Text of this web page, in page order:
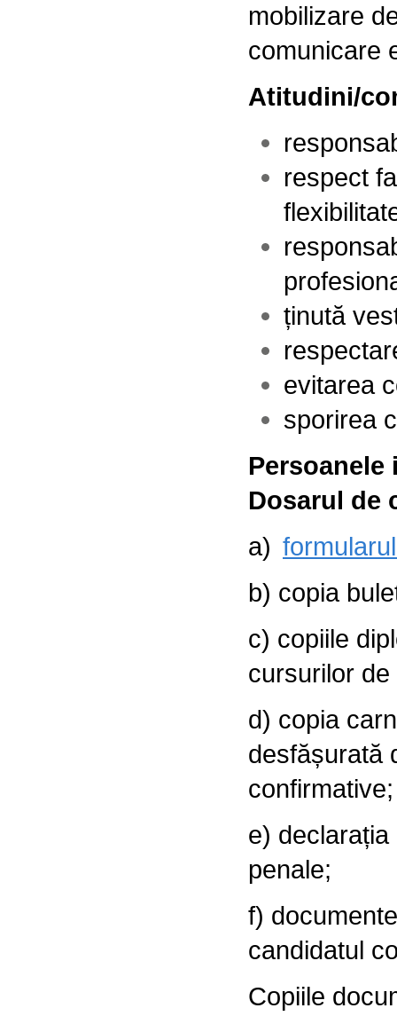
mobilizare
comunicare
Atitudini/
respect
ținută
evitarea
sporirea
Dosarul de
a)
b) copia
c) copiile
cursurilor
d) copia
desfășurată
confirmative;
e)
penale;
f)
candidatul
Copiile